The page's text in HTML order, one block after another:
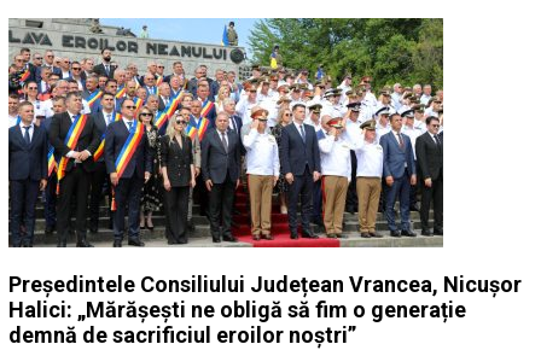
Președintele Consiliului Județean Vrancea, Nicușor
Halici: „Mărășești ne obligă să fim o generație
demnă de sacrificiul eroilor noștri”